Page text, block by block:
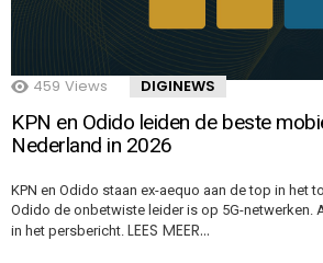
459 Views DIGINEWS
KPN en Odido leiden de beste
Nederland in 2026
KPN en Odido staan ex-aequo aan de top in het
Odido de onbetwiste leider is op 5G-netwerken.
in het persbericht. LEES MEER…